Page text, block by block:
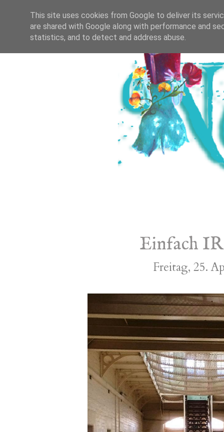
Einfach
Freitag, 25.
This site uses cookies from Google to deliver its
are shared with Google along with performance and
statistics, and to detect and address abuse.